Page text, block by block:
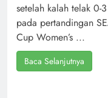
setelah kalah telak 0-3
pada pertandingan
Cup Women’s ...
Baca Selanjutnya